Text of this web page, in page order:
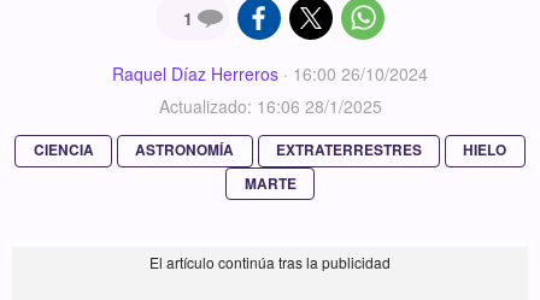
1
Raquel Díaz Herreros · 16:00 26/10/2024
Actualizado: 16:06 28/1/2025
CIENCIA ASTRONOMÍA EXTRATERRESTRES
HIELO
MARTE